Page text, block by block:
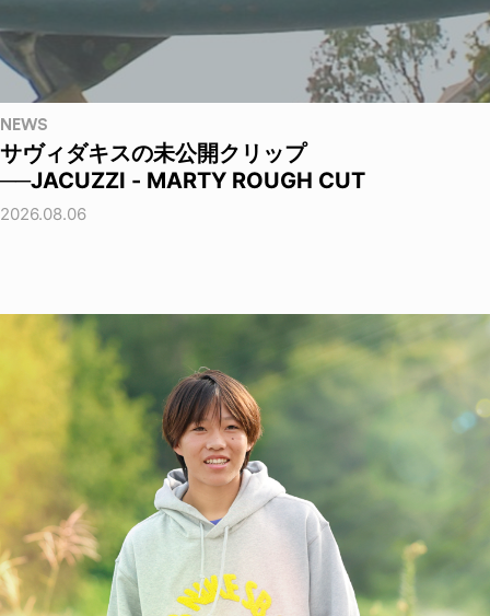
NEWS
サヴィダキスの未公開クリップ
──JACUZZI - MARTY ROUGH CUT
2026.08.06